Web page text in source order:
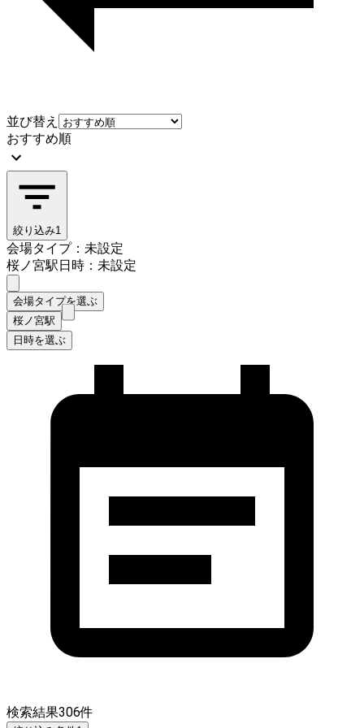
並び替え
おすすめ順
絞り込み1
会場タイプ：未設定
桜ノ宮駅日時：未設定
会場タイプを選ぶ
桜ノ宮駅
日時を選ぶ
検索結果306件